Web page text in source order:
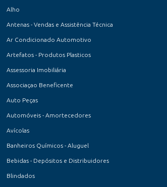
Alho
Antenas - Vendas e Assistência Técnica
Ar Condicionado Automotivo
Artefatos - Produtos Plasticos
Assessoria Imobiliária
Associaçao Beneficente
Auto Peças
Automóveis - Amortecedores
Avícolas
Banheiros Químicos - Aluguel
Bebidas - Depósitos e Distribuidores
Blindados